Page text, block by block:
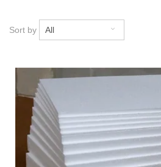
Sort by All